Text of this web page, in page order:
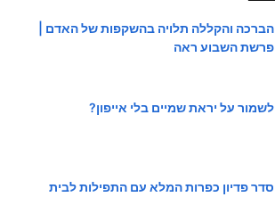
הברכה והקללה תלויה בהשקפות של האדם |
פרשת השבוע ראה
לשמור על יראת שמיים בלי אייפון?
סדר פדיון כפרות המלא עם התפילות לבית